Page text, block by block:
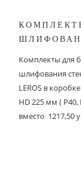
Комплекты для
шлифования
LEROS в
HD 225 мм ( P40,
вместо 1217,50